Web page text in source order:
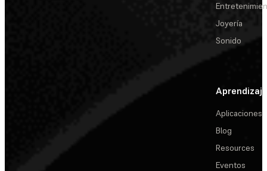
Joyería
Sonido
Aprendizaje
Aplicaciones
Blog
Resources
Eventos